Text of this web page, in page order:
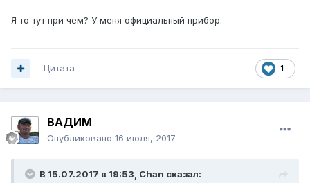
Я то тут при чем? У меня официальный прибор.
1
Цитата
ВАДИМ
Опубликовано 16 июля, 2017
В 15.07.2017 в 19:53, Chan сказал: